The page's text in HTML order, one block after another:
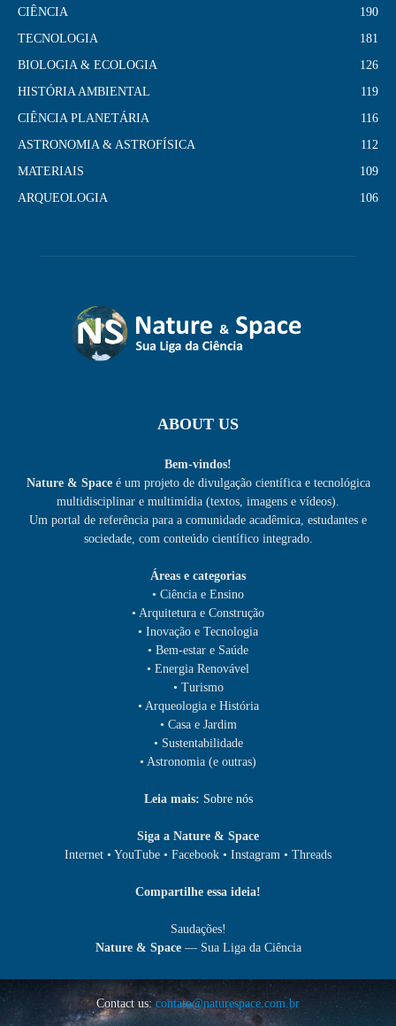
CIÊNCIA
190
TECNOLOGIA
181
BIOLOGIA & ECOLOGIA
126
HISTÓRIA AMBIENTAL
119
CIÊNCIA PLANETÁRIA
116
ASTRONOMIA & ASTROFÍSICA
112
MATERIAIS
109
ARQUEOLOGIA
106
ABOUT US
Bem-vindos!
Nature & Spaceé um projeto de divulgação científica e tecnológica
multidisciplinar e multimídia (textos, imagens e vídeos).
Um portal de referência para a comunidade acadêmica, estudantes e
sociedade, com conteúdo científico integrado.
Áreas e categorias
• Ciência e Ensino
• Arquitetura e Construção
• Inovação e Tecnologia
• Bem-estar e Saúde
• Energia Renovável
• Turismo
• Arqueologia e História
• Casa e Jardim
• Sustentabilidade
• Astronomia (e outras)
Leia mais: Sobre nós
Siga a Nature & Space
Internet • YouTube • Facebook • Instagram • Threads
Compartilhe essa ideia!
Saudações!
Nature & Space— Sua Liga da Ciência
Contact us: contato@naturespace.com.br